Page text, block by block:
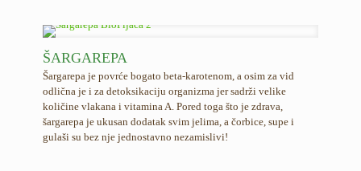
ŠARGAREPA
Šargarepa je povrće bogato beta-karotenom, a osim za vid
odlična je i za detoksikaciju organizma jer sadrži velike
količine vlakana i vitamina A. Pored toga što je zdrava,
šargarepa je ukusan dodatak svim jelima, a čorbice, supe i
gulaši su bez nje jednostavno nezamislivi!